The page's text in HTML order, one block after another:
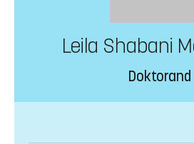
Leila Shabani
Doktorand